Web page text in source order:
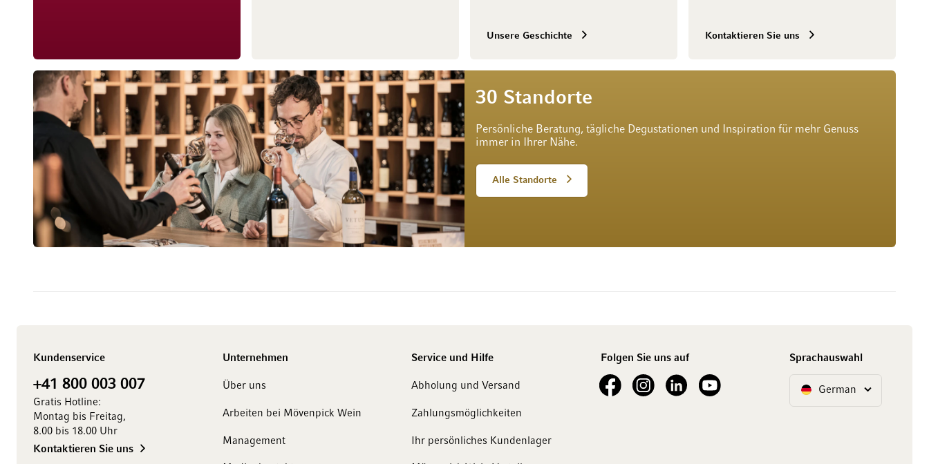
Unsere Geschichte Kontaktieren Sie uns
30 Standorte
Persönliche Beratung, tägliche Degustationen und Inspiration für mehr Genuss
immer in Ihrer Nähe.
Alle Standorte
Kundenservice
+41 800 003 007
Gratis Hotline:
Montag bis Freitag,
8.00 bis 18.00 Uhr
Kontaktieren Sie uns
Unternehmen
Über uns
Arbeiten bei Mövenpick Wein
Management
Service und Hilfe
Abholung und Versand
Zahlungsmöglichkeiten
Ihr persönliches Kundenlager
Folgen Sie uns auf
See our FacebookSee our Instagram account
See our LinkedInSee our YouTube channel
Sprachauswahl
SpracheGerman